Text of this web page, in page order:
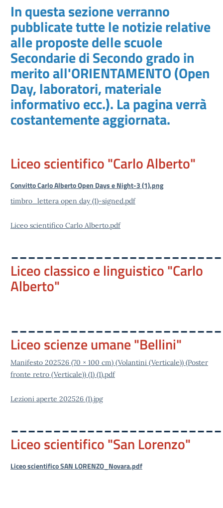
In questa sezione verranno
pubblicate tutte le notizie relative
alle proposte delle scuole
Secondarie di Secondo grado in
merito all'ORIENTAMENTO (Open
Day, laboratori, materiale
informativo ecc.). La pagina verrà
costantemente aggiornata.
Liceo scientifico "Carlo Alberto"
Convitto Carlo Alberto Open Days e Night-3 (1).png
timbro_lettera open day (1)-signed.pdf
Liceo scientifico Carlo Alberto.pdf
Liceo classico e linguistico "Carlo
Alberto"
Liceo scienze umane "Bellini"
Manifesto 202526 (70 × 100 cm) (Volantini (Verticale)) (Poster
fronte retro (Verticale)) (1) (1).pdf
Lezioni aperte 202526 (1).jpg
Liceo scientifico "San Lorenzo"
Liceo scientifico SAN LORENZO_Novara.pdf